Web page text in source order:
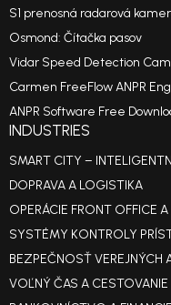
S1 prenosná radarová
Osmond: Čítačka pasov
Vidar Speed Detection
Carmen FreeFlow ANPR
ANPR Software Free
INDUSTRIES
SMART CITY –
DOPRAVA A LOGISTIKA
OPERÁCIE FRONT OFFICE
SYSTÉMY KONTROLY
BEZPEČNOSŤ VEREJNÝCH
VOĽNÝ ČAS A CESTOVANIE